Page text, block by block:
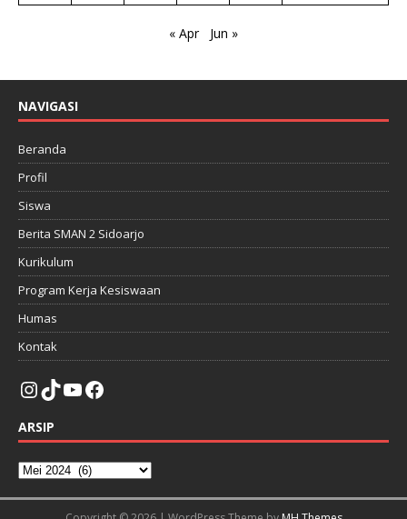
« Apr Jun »
NAVIGASI
Beranda
Profil
Siswa
Berita SMAN 2 Sidoarjo
Kurikulum
Program Kerja Kesiswaan
Humas
Kontak
ARSIP